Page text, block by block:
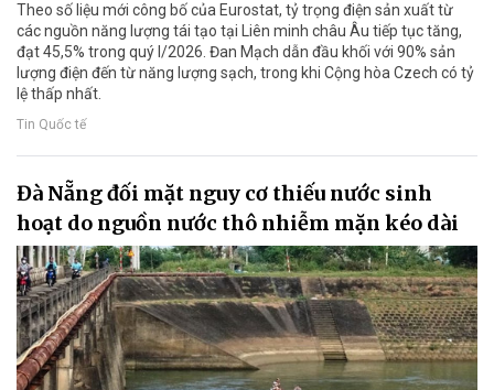
Theo số liệu mới công bố của Eurostat, tỷ trọng điện sản xuất từ
các nguồn năng lượng tái tạo tại Liên minh châu Âu tiếp tục tăng,
đạt 45,5% trong quý I/2026. Đan Mạch dẫn đầu khối với 90% sản
lượng điện đến từ năng lượng sạch, trong khi Cộng hòa Czech có tỷ
lệ thấp nhất.
Tin Quốc tế
Đà Nẵng đối mặt nguy cơ thiếu nước sinh
hoạt do nguồn nước thô nhiễm mặn kéo dài